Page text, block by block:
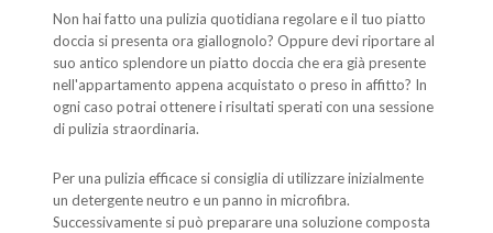
Non hai fatto una pulizia quotidiana regolare e il tuo piatto
doccia si presenta ora giallognolo? Oppure devi riportare al
suo antico splendore un piatto doccia che era già presente
nell'appartamento appena acquistato o preso in affitto? In
ogni caso potrai ottenere i risultati sperati con una sessione
di pulizia straordinaria.
Per una pulizia efficace si consiglia di utilizzare inizialmente
un detergente neutro e un panno in microfibra.
Successivamente si può preparare una soluzione composta